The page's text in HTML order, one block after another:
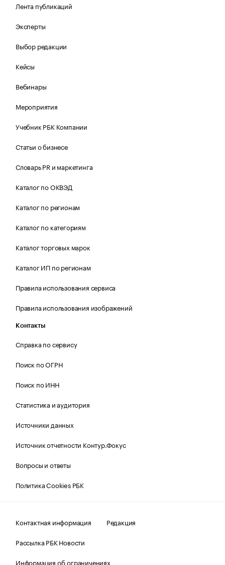
Лента публикаций
Эксперты
Выбор редакции
Кейсы
Вебинары
Мероприятия
Учебник РБК Компании
Статьи о бизнесе
Словарь PR и маркетинга
Каталог по ОКВЭД
Каталог по регионам
Каталог по категориям
Каталог торговых марок
Каталог ИП по регионам
Правила использования сервиса
Правила использования изображений
Контакты
Справка по сервису
Поиск по ОГРН
Поиск по ИНН
Статистика и аудитория
Источники данных
Источник отчетности Контур.Фокус
Вопросы и ответы
Политика Cookies РБК
Контактная информация
Редакция
Рассылка РБК Новости
Информация об ограничениях